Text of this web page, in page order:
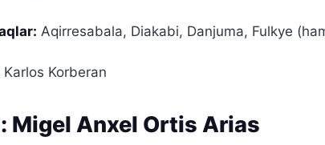
Aqirresabala, Diakabi, Danjuma, Fulkye
Karlos Korberan
Migel Anxel Ortis Arias